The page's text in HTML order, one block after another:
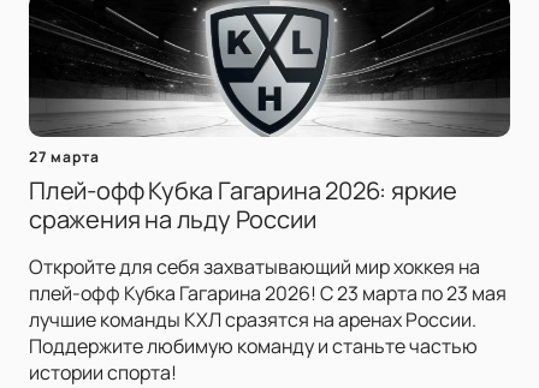
27 марта
Плей-офф Кубка Гагарина 2026: яркие
сражения на льду России
Откройте для себя захватывающий мир хоккея на
плей-офф Кубка Гагарина 2026! С 23 марта по 23 мая
лучшие команды КХЛ сразятся на аренах России.
Поддержите любимую команду и станьте частью
истории спорта!